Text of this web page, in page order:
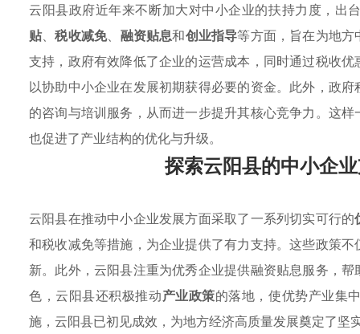
云阳县政府近年来不断加大对中小企业的扶持力度，出
贴、税收减免、 融资贴息和创业指导等方面，旨在为地
支持，政府有效降低了企业的运营成本，同时通过税收
以协助中小企业在发展初期获得必要的资金。此外，政
的咨询与培训服务，从而进一步提升其核心竞争力。这
也促进了产业结构的优化与升级。
探索云阳县的中小企
云阳县在推动中小企业发展方面采取了一系列切实可行的
和税收减免等措施，为企业提供了有力支持。这些政策
新。此外，云阳县注重为优秀企业提供融资贴息服务，
色，云阳县还积极推动产业政策的落地，使优势产业集
施，云阳县已初见成效，为地方经济高质量发展奠定了坚